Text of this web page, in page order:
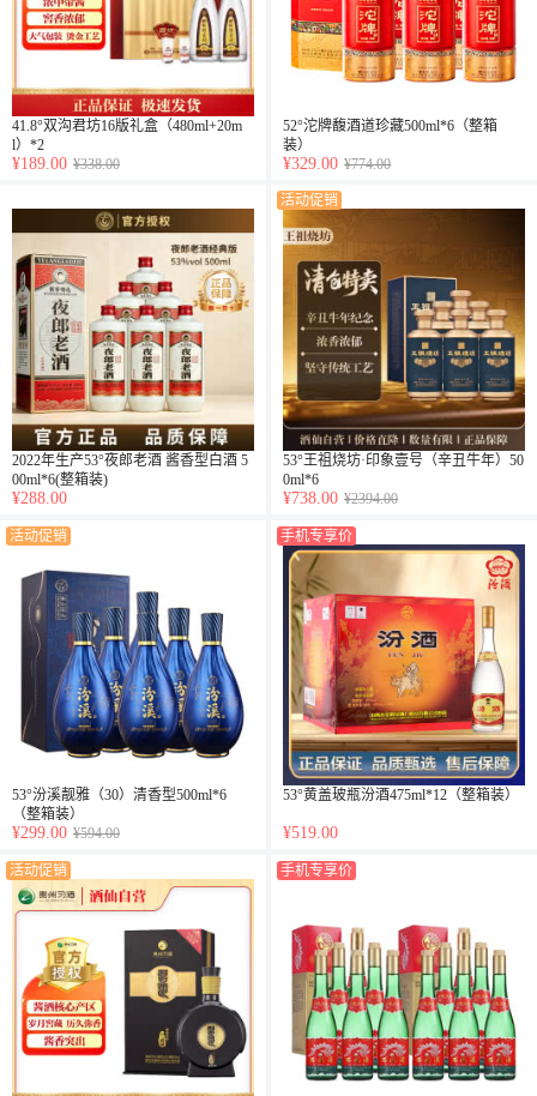
41.8°双沟君坊16版礼盒（480ml+20m
l）*2
¥189.00 ¥338.00
52°沱牌馥酒道珍藏500ml*6（整箱
装）
¥329.00 ¥774.00
2022年生产53°夜郎老酒 酱香型白酒 5
00ml*6(整箱装)
¥288.00
活动促销
53°王祖烧坊·印象壹号（辛丑牛年）50
0ml*6
¥738.00 ¥2394.00
活动促销
53°汾溪靓雅（30）清香型500ml*6
（整箱装）
¥299.00 ¥594.00
手机专享价
53°黄盖玻瓶汾酒475ml*12（整箱装）
¥519.00
活动促销 手机专享价